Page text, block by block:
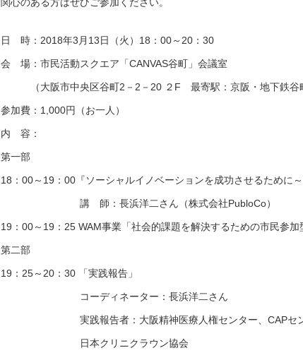
日 時：2018年3月13日（火）18：00～20：30
会 場：市民活動スクエア「CANVAS谷町」会議室
（大阪市中央区谷町2－2－20 ２F 最寄駅：京阪・地下鉄谷町
参加費：1,000円（お一人）
内 容：
第一部
18：00～19：00『ソーシャルイノベーションを成功させるために～
講 師：長浜洋二さん（株式会社PubloCo）
19：00～19：25 WAM事業「社会的課題を解決するための市民参加
第二部
19：25～20：30 「実践報告」
コーディネーター：長浜洋二さん
実践報告者：大阪精神医療人権センター、CAPセン
日本クリニクラウン協会